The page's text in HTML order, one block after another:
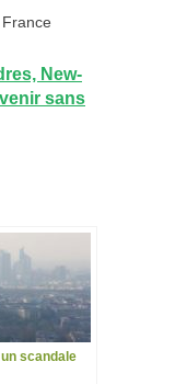
New-
sans
scandale